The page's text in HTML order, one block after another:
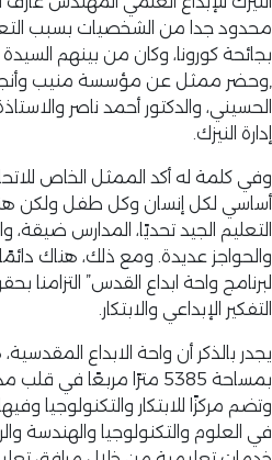
محدود جدا من الشخصيات بسبب
بجائحة كورونا، وكان من بينهم
,وحضر ممثل عن مؤسسة منيب
الحسيني، والدكتور أحمد ناصر
إدارة النيزك.
وفي كلمة له أكد الممثل الخاص
أساسي لكل إنسان وكل طفل ولكن
التعليم الجيد تحديًا، المدارس ضيقة،
والحواجز عديدة. ومع ذلك، هناك
لبرنامج واحة ابداع القدس” التزامنا
التفكير الإبداعي والابتكار.
يجدر بالذكر أن واحة الابداع
بمساحة 5385 مترًا مربعًا
وتضم مركزًا للابتكار والتكنولوجيا
في العلوم والتكنولوجيا والهندسة